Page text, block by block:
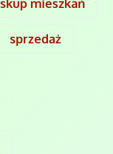
skup mieszkań
sprzedaż